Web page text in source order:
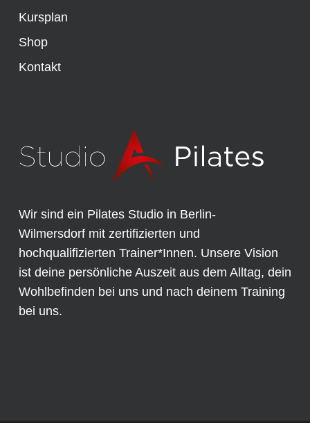
Kursplan
Shop
Kontakt
Wir sind ein Pilates Studio in Berlin-
Wilmersdorf mit zertifizierten und
hochqualifizierten Trainer*Innen. Unsere Vision
ist deine persönliche Auszeit aus dem Alltag, dein
Wohlbefinden bei uns und nach deinem Training
bei uns.